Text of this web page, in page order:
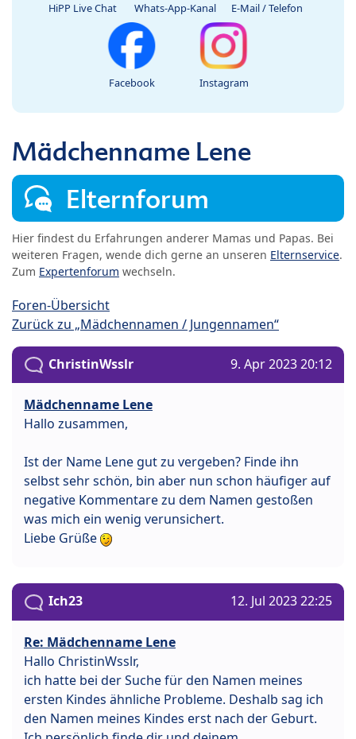
HiPP Live Chat Whats-App-Kanal E-Mail / Telefon
Facebook Instagram
Mädchenname Lene
Elternforum
Hier findest du Erfahrungen anderer Mamas und Papas. Bei
weiteren Fragen, wende dich gerne an unseren Elternservice.
Zum Expertenforum wechseln.
Foren-Übersicht
Zurück zu „Mädchennamen / Jungennamen“
ChristinWsslr 9. Apr 2023 20:12
Mädchenname Lene
Hallo zusammen,
Ist der Name Lene gut zu vergeben? Finde ihn
selbst sehr schön, bin aber nun schon häufiger auf
negative Kommentare zu dem Namen gestoßen
was mich ein wenig verunsichert.
Liebe Grüße
Ich23 12. Jul 2023 22:25
Re: Mädchenname Lene
Hallo ChristinWsslr,
ich hatte bei der Suche für den Namen meines
ersten Kindes ähnliche Probleme. Deshalb sag ich
den Namen meines Kindes erst nach der Geburt.